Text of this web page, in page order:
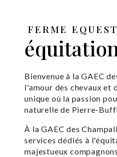
FERME
Bienvenue à la GAEC
l'amour des chevaux
unique où la passion
naturelle de Pierre-
À la GAEC des
services dédiés à
majestueux